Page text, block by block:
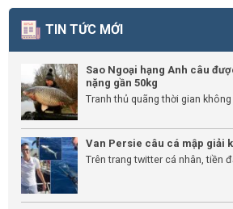
TIN TỨC MỚI
Sao Ngoại hạng Anh câu
nặng gần 50kg
Tranh thủ quãng thời gian
Van Persie câu cá mập giải
Trên trang twitter cá nhân, tiền